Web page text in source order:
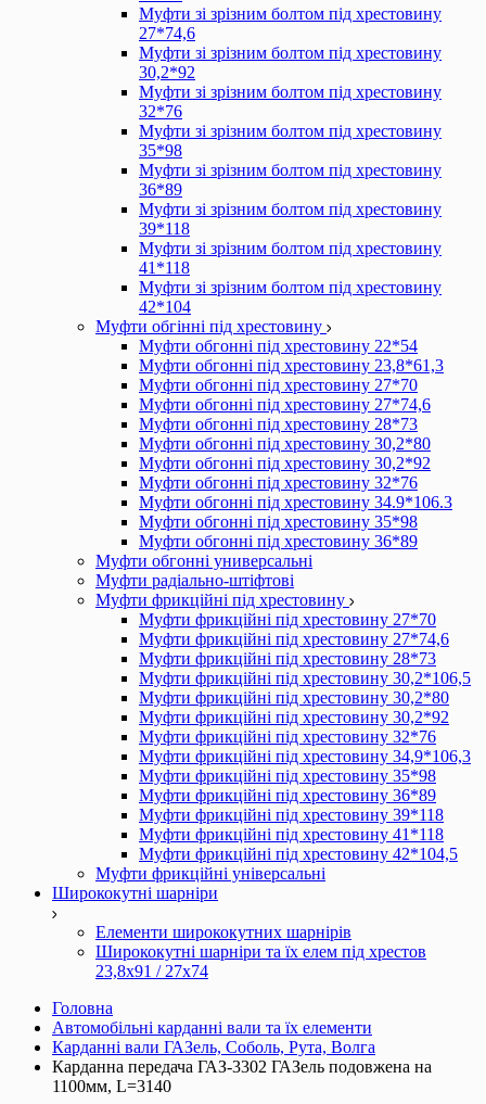
Муфти зі зрізним болтом під хрестовину
27*74,6
Муфти зі зрізним болтом під хрестовину
30,2*92
Муфти зі зрізним болтом під хрестовину
32*76
Муфти зі зрізним болтом під хрестовину
35*98
Муфти зі зрізним болтом під хрестовину
36*89
Муфти зі зрізним болтом під хрестовину
39*118
Муфти зі зрізним болтом під хрестовину
41*118
Муфти зі зрізним болтом під хрестовину
42*104
Муфти обгінні під хрестовину
Муфти обгонні під хрестовину 22*54
Муфти обгонні під хрестовину 23,8*61,3
Муфти обгонні під хрестовину 27*70
Муфти обгонні під хрестовину 27*74,6
Муфти обгонні під хрестовину 28*73
Муфти обгонні під хрестовину 30,2*80
Муфти обгонні під хрестовину 30,2*92
Муфти обгонні під хрестовину 32*76
Муфти обгонні під хрестовину 34.9*106.3
Муфти обгонні під хрестовину 35*98
Муфти обгонні під хрестовину 36*89
Муфти обгонні универсальні
Муфти радіально-штіфтові
Муфти фрикційні під хрестовину
Муфти фрикційні під хрестовину 27*70
Муфти фрикційні під хрестовину 27*74,6
Муфти фрикційні під хрестовину 28*73
Муфти фрикційні під хрестовину 30,2*106,5
Муфти фрикційні під хрестовину 30,2*80
Муфти фрикційні під хрестовину 30,2*92
Муфти фрикційні під хрестовину 32*76
Муфти фрикційні під хрестовину 34,9*106,3
Муфти фрикційні під хрестовину 35*98
Муфти фрикційні під хрестовину 36*89
Муфти фрикційні під хрестовину 39*118
Муфти фрикційні під хрестовину 41*118
Муфти фрикційні під хрестовину 42*104,5
Муфти фрикційні універсальні
Ширококутні шарніри
Елементи ширококутних шарнірів
Ширококутні шарніри та їх елем під хрестов
23,8х91 / 27x74
Головна
Автомобільні карданні вали та їх елементи
Карданні вали ГАЗель, Соболь, Рута, Волга
Карданна передача ГАЗ-3302 ГАЗель подовжена на
1100мм, L=3140